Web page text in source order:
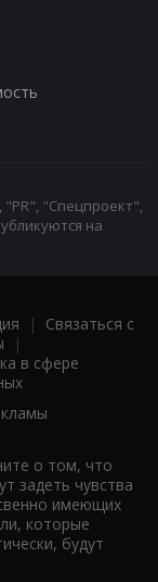
"Спецпроект",
на
| Связаться с
|
в сфере
о том, что
задеть чувства
имеющих
которые
будут